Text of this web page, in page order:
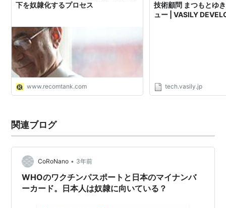
下を奴隷化するプロセス
www.recomtank.com
技術顧問 まつもとゆ
ュー | VASILY
tech.vasily.jp
関連ブログ
CoRoNano • 3年前
WHOのワクチンパスポートと日本のマイナンバ
ーカード。日本人は奴隷に向いている？